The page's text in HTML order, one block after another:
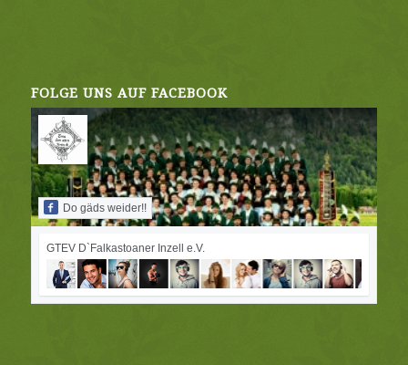
FOLGE UNS AUF FACEBOOK
Do gäds weider!!
GTEV D`Falkastoaner Inzell e.V.